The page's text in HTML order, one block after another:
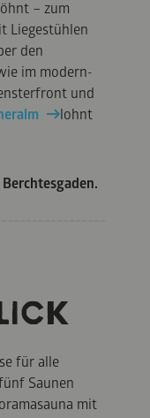
– zum
Liegestühlen
den
im modern-
und
lohnt
Berchtesgaden.
für alle
Saunen
mit